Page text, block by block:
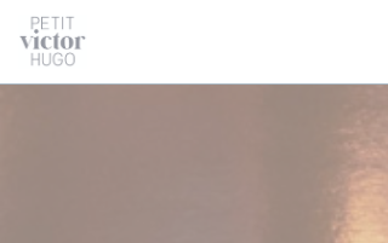
Personnalisation de vos choix en matière de